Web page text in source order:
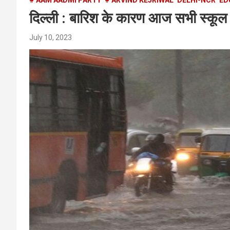
दिल्ली : बारिश के कारण आज सभी स्कूल
July 10, 2023